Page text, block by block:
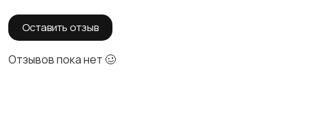
Оставить отзыв
Отзывов пока нет 🥴